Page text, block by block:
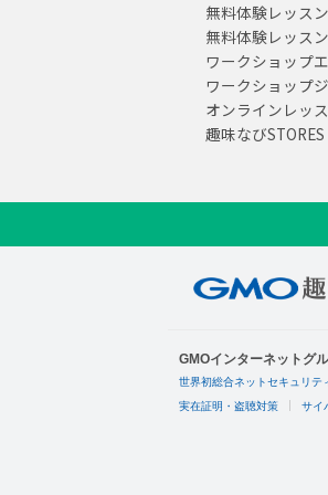
無料体験レッス
無料体験レッス
ワークショップ
ワークショップ
オンラインレッ
趣味なびSTORES